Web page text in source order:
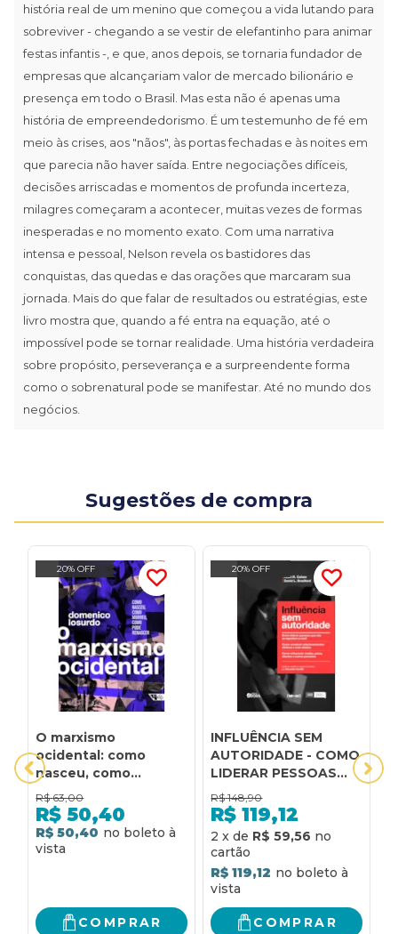
história real de um menino que começou a vida lutando para
sobreviver - chegando a se vestir de elefantinho para animar
festas infantis -, e que, anos depois, se tornaria fundador de
empresas que alcançariam valor de mercado bilionário e
presença em todo o Brasil. Mas esta não é apenas uma
história de empreendedorismo. É um testemunho de fé em
meio às crises, aos "nãos", às portas fechadas e às noites em
que parecia não haver saída. Entre negociações difíceis,
decisões arriscadas e momentos de profunda incerteza,
milagres começaram a acontecer, muitas vezes de formas
inesperadas e no momento exato. Com uma narrativa
intensa e pessoal, Nelson revela os bastidores das
conquistas, das quedas e das orações que marcaram sua
jornada. Mais do que falar de resultados ou estratégias, este
livro mostra que, quando a fé entra na equação, até o
impossível pode se tornar realidade. Uma história verdadeira
sobre propósito, perseverança e a surpreendente forma
como o sobrenatural pode se manifestar. Até no mundo dos
negócios.
Sugestões de compra
20% OFF
O marxismo
ocidental: como
nasceu, como
morreu, como pode
renascer
R$ 63,00
R$ 50,40
R$ 50,40
COMPRAR
20% OFF
INFLUÊNCIA SEM
AUTORIDADE - COMO
LIDERAR PESSOAS
QUE NÃO SE
REPORTAM A VOCÊ -
COMO CONSTRUIR
RELACIONAMENTOS
EFETIVOS E CRIAR
ALIADOS. COMO
INFLUENCIAR CHEFES,
CLIENTES E OUTROS
R$ 148,90
R$ 119,12
2 x de R$ 59,56
R$ 119,12
COMPRAR